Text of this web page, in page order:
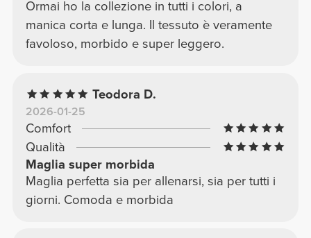
Ormai ho la collezione in tutti i colori, a
manica corta e lunga. Il tessuto è veramente
favoloso, morbido e super leggero.
Teodora D.
2026-01-25
Comfort
Qualità
Maglia super morbida
Maglia perfetta sia per allenarsi, sia per tutti i
giorni. Comoda e morbida